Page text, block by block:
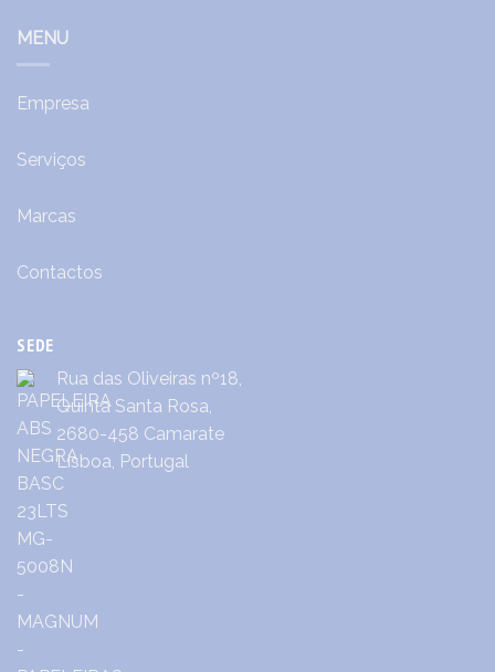
MENU
Empresa
Serviços
Marcas
Contactos
SEDE
Rua das Oliveiras nº18,
Quinta Santa Rosa,
2680-458 Camarate
Lisboa, Portugal